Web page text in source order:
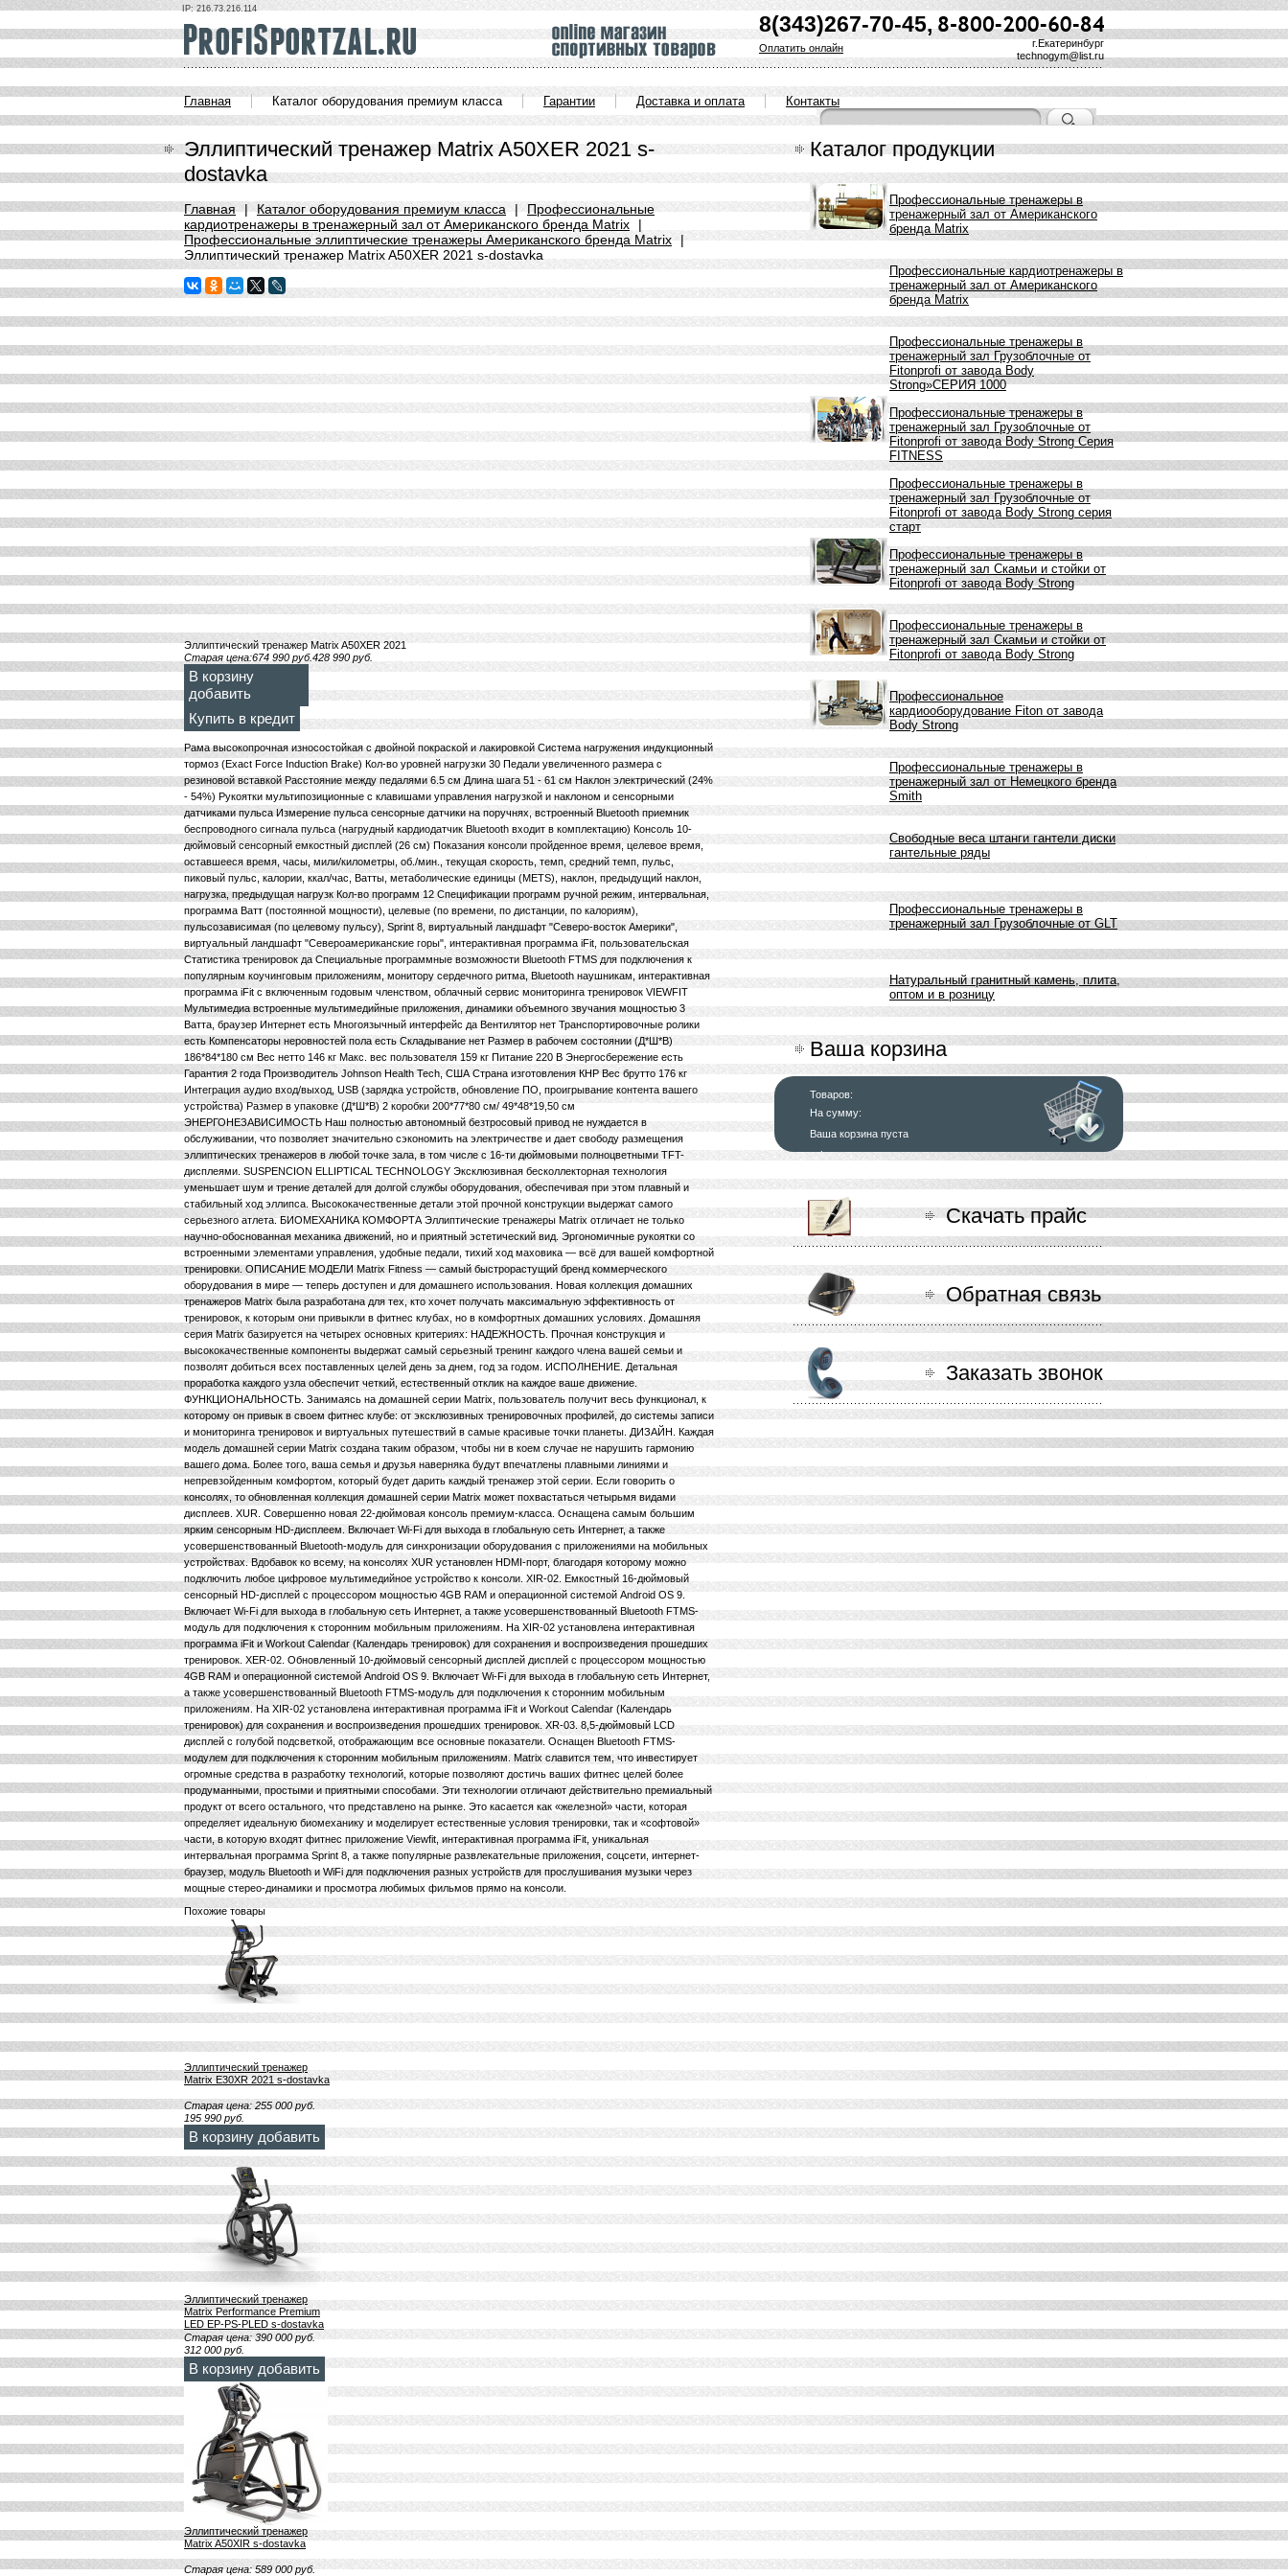
IP: 216.73.216.114
8(343)267-70-45,
г.Екатеринбург
technogym@list.ru
Оплатить онлайн
Главная Каталог оборудования премиум класса Гарантии Доставка и оплата Контакты
Эллиптический тренажер Matrix A50XER 2021 s-
dostavka
Главная | Каталог оборудования премиум класса |
Профессиональные
кардиотренажеры в тренажерный зал от Американского бренда Matrix
|
Профессиональные эллиптические тренажеры Американского бренда Matrix
|
Эллиптический тренажер Matrix A50XER 2021 s-dostavka
Эллиптический тренажер Matrix A50XER 2021
Старая цена:674 990 руб.428 990 руб.
В корзину
добавить
Купить в кредит
Рама высокопрочная износостойкая с двойной покраской и лакировкой Система нагружения индукционный
тормоз (Exact Force Induction Brake) Кол-во уровней нагрузки 30 Педали увеличенного размера с
резиновой вставкой Расстояние между педалями 6.5 см Длина шага 51 - 61 см Наклон электрический (24%
- 54%) Рукоятки мультипозиционные с клавишами управления нагрузкой и наклоном и сенсорными
датчиками пульса Измерение пульса сенсорные датчики на поручнях, встроенный Bluetooth приемник
беспроводного сигнала пульса (нагрудный кардиодатчик Bluetooth входит в комплектацию) Консоль 10-
дюймовый сенсорный емкостный дисплей (26 см) Показания консоли пройденное время, целевое время,
оставшееся время, часы, мили/километры, об./мин., текущая скорость, темп, средний темп, пульс,
пиковый пульс, калории, ккал/час, Ватты, метаболические единицы (METS), наклон, предыдущий наклон,
нагрузка, предыдущая нагрузк Кол-во программ 12 Спецификации программ ручной режим, интервальная,
программа Ватт (постоянной мощности), целевые (по времени, по дистанции, по калориям),
пульсозависимая (по целевому пульсу), Sprint 8, виртуальный ландшафт "Северо-восток Америки",
виртуальный ландшафт "Североамериканские горы", интерактивная программа iFit, пользовательская
Статистика тренировок да Специальные программные возможности Bluetooth FTMS для подключения к
популярным коучинговым приложениям, монитору сердечного ритма, Bluetooth наушникам, интерактивная
программа iFit с включенным годовым членством, облачный сервис мониторинга тренировок VIEWFIT
Мультимедиа встроенные мультимедийные приложения, динамики объемного звучания мощностью 3
Ватта, браузер Интернет есть Многоязычный интерфейс да Вентилятор нет Транспортировочные ролики
есть Компенсаторы неровностей пола есть Складывание нет Размер в рабочем состоянии (Д*Ш*В)
186*84*180 см Вес нетто 146 кг Макс. вес пользователя 159 кг Питание 220 В Энергосбережение есть
Гарантия 2 года Производитель Johnson Health Tech, США Страна изготовления КНР Вес брутто 176 кг
Интеграция аудио вход/выход, USB (зарядка устройств, обновление ПО, проигрывание контента вашего
устройства) Размер в упаковке (Д*Ш*В) 2 коробки 200*77*80 см/ 49*48*19,50 см
ЭНЕРГОНЕЗАВИСИМОСТЬ Наш полностью автономный безтросовый привод не нуждается в
обслуживании, что позволяет значительно сэкономить на электричестве и дает свободу размещения
эллиптических тренажеров в любой точке зала, в том числе с 16-ти дюймовыми полноцветными TFT-
дисплеями. SUSPENCION ELLIPTICAL TECHNOLOGY Эксклюзивная бесколлекторная технология
уменьшает шум и трение деталей для долгой службы оборудования, обеспечивая при этом плавный и
стабильный ход эллипса. Высококачественные детали этой прочной конструкции выдержат самого
серьезного атлета. БИОМЕХАНИКА КОМФОРТА Эллиптические тренажеры Matrix отличает не только
научно-обоснованная механика движений, но и приятный эстетический вид. Эргономичные рукоятки со
встроенными элементами управления, удобные педали, тихий ход маховика — всё для вашей комфортной
тренировки. ОПИСАНИЕ МОДЕЛИ Matrix Fitness — самый быстрорастущий бренд коммерческого
оборудования в мире — теперь доступен и для домашнего использования. Новая коллекция домашних
тренажеров Matrix была разработана для тех, кто хочет получать максимальную эффективность от
тренировок, к которым они привыкли в фитнес клубах, но в комфортных домашних условиях. Домашняя
серия Matrix базируется на четырех основных критериях: НАДЕЖНОСТЬ. Прочная конструкция и
высококачественные компоненты выдержат самый серьезный тренинг каждого члена вашей семьи и
позволят добиться всех поставленных целей день за днем, год за годом. ИСПОЛНЕНИЕ. Детальная
проработка каждого узла обеспечит четкий, естественный отклик на каждое ваше движение.
ФУНКЦИОНАЛЬНОСТЬ. Занимаясь на домашней серии Matrix, пользователь получит весь функционал, к
которому он привык в своем фитнес клубе: от эксклюзивных тренировочных профилей, до системы записи
и мониторинга тренировок и виртуальных путешествий в самые красивые точки планеты. ДИЗАЙН. Каждая
модель домашней серии Matrix создана таким образом, чтобы ни в коем случае не нарушить гармонию
вашего дома. Более того, ваша семья и друзья наверняка будут впечатлены плавными линиями и
непревзойденным комфортом, который будет дарить каждый тренажер этой серии. Если говорить о
консолях, то обновленная коллекция домашней серии Matrix может похвастаться четырьмя видами
дисплеев. XUR. Совершенно новая 22-дюймовая консоль премиум-класса. Оснащена самым большим
ярким сенсорным HD-дисплеем. Включает Wi-Fi для выхода в глобальную сеть Интернет, а также
усовершенствованный Bluetooth-модуль для синхронизации оборудования с приложениями на мобильных
устройствах. Вдобавок ко всему, на консолях XUR установлен HDMI-порт, благодаря которому можно
подключить любое цифровое мультимедийное устройство к консоли. XIR-02. Емкостный 16-дюймовый
сенсорный HD-дисплей с процессором мощностью 4GB RAM и операционной системой Android OS 9.
Включает Wi-Fi для выхода в глобальную сеть Интернет, а также усовершенствованный Bluetooth FTMS-
модуль для подключения к сторонним мобильным приложениям. На XIR-02 установлена интерактивная
программа iFit и Workout Calendar (Календарь тренировок) для сохранения и воспроизведения прошедших
тренировок. XER-02. Обновленный 10-дюймовый сенсорный дисплей дисплей с процессором мощностью
4GB RAM и операционной системой Android OS 9. Включает Wi-Fi для выхода в глобальную сеть Интернет,
а также усовершенствованный Bluetooth FTMS-модуль для подключения к сторонним мобильным
приложениям. На XIR-02 установлена интерактивная программа iFit и Workout Calendar (Календарь
тренировок) для сохранения и воспроизведения прошедших тренировок. XR-03. 8,5-дюймовый LCD
дисплей с голубой подсветкой, отображающим все основные показатели. Оснащен Bluetooth FTMS-
модулем для подключения к сторонним мобильным приложениям. Matrix славится тем, что инвестирует
огромные средства в разработку технологий, которые позволяют достичь ваших фитнес целей более
продуманными, простыми и приятными способами. Эти технологии отличают действительно премиальный
продукт от всего остального, что представлено на рынке. Это касается как «железной» части, которая
определяет идеальную биомеханику и моделирует естественные условия тренировки, так и «софтовой»
части, в которую входят фитнес приложение Viewfit, интерактивная программа iFit, уникальная
интервальная программа Sprint 8, а также популярные развлекательные приложения, соцсети, интернет-
браузер, модуль Bluetooth и WiFi для подключения разных устройств для прослушивания музыки через
мощные стерео-динамики и просмотра любимых фильмов прямо на консоли.
Похожие товары
Эллиптический тренажер
Matrix E30XR 2021 s-dostavka
Старая цена: 255 000 руб.
195 990 руб.
В корзину добавить
Эллиптический тренажер
Matrix Performance Premium
LED EP-PS-PLED s-dostavka
Старая цена: 390 000 руб.
312 000 руб.
В корзину добавить
Эллиптический тренажер
Matrix A50XIR s-dostavka
Старая цена: 589 000 руб.
Каталог продукции
Профессиональные тренажеры в
тренажерный зал от Американского
бренда Matrix
Профессиональные кардиотренажеры в
тренажерный зал от Американского
бренда Matrix
Профессиональные тренажеры в
тренажерный зал Грузоблочные от
Fitonprofi от завода Body
Strong»СЕРИЯ 1000
Профессиональные тренажеры в
тренажерный зал Грузоблочные от
Fitonprofi от завода Body Strong Серия
FITNESS
Профессиональные тренажеры в
тренажерный зал Грузоблочные от
Fitonprofi от завода Body Strong серия
старт
Профессиональные тренажеры в
тренажерный зал Скамьи и стойки от
Fitonprofi от завода Body Strong
Профессиональные тренажеры в
тренажерный зал Скамьи и стойки от
Fitonprofi от завода Body Strong
Профессиональное
кардиооборудование Fiton от завода
Body Strong
Профессиональные тренажеры в
тренажерный зал от Немецкого бренда
Smith
Свободные веса штанги гантели диски
гантельные ряды
Профессиональные тренажеры в
тренажерный зал Грузоблочные от GLT
Натуральный гранитный камень, плита,
оптом и в розницу
Ваша корзина
Товаров:
На сумму:
Ваша корзина пуста
оформить заказ
Скачать прайс
Обратная связь
Заказать звонок